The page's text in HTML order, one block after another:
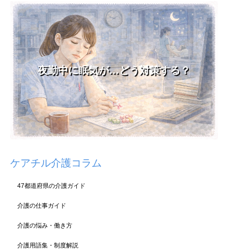
夜勤中に眠気が…どう対策する？
ケアチル介護コラム
47都道府県の介護ガイド
介護の仕事ガイド
介護の悩み・働き方
介護用語集・制度解説